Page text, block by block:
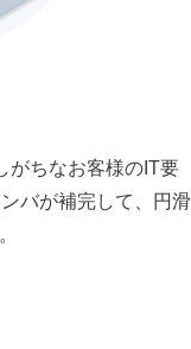
がちなお客様のIT要
バが補完して、円滑